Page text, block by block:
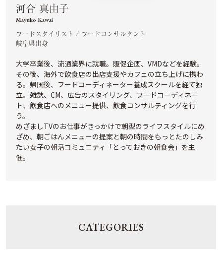
河合 真由子
Mayuko Kawai
フードスタイリスト / フードコンサルタント
岐阜県出身
大学卒業後、流通業界に就職。販促企画、VMDなどを経験。
その後、海外で飲食店の出店支援やカフェの立ち上げに携わ
る。帰国後、フードコーディネーター養成スクールを経て独
立。雑誌、CM、広告のスタイリング、フードコーディネー
ト、飲食店へのメニュー提供、飲食コンサルティングを行
う。
めざましTVのお仕事がきっかけで朝型のライフスタイルにめ
ざめ、朝ごはんメニューの提案と朝の時間をもっとたのしみ
たい女子の朝活コミュニティ「とっておきの朝食会」を主
催。
CATEGORIES